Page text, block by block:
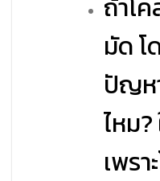
ถ้าโ
มัด โ
ปัญห
ไหม?
เพร